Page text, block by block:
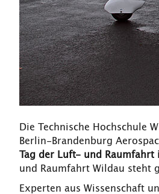
Die Technische Hochschule
Berlin-Brandenburg
Tag der Luft- und Raumfahrt
und Raumfahrt Wildau steht
Experten aus Wissenschaft